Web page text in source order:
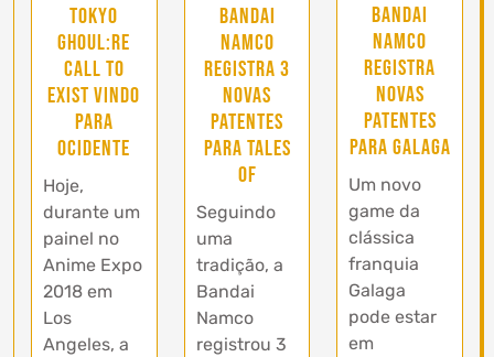
Tokyo
Ghoul:re
CALL to
EXIST vindo
para
ocidente
Hoje,
durante um
painel no
Anime Expo
2018 em
Los
Angeles, a
Bandai
Namco
registra 3
novas
patentes
para Tales
of
Seguindo
uma
tradição, a
Bandai
Namco
registrou 3
Bandai
Namco
registra
novas
patentes
para Galaga
Um novo
game da
clássica
franquia
Galaga
pode estar
em